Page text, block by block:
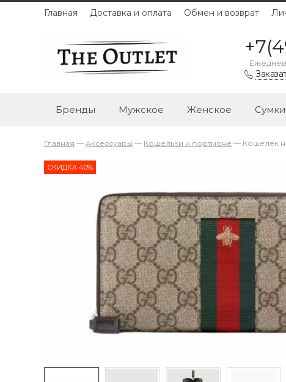
Главная Доставка и оплата Обмен и возврат
Бренды Мужское Женское Сумки
Главная — Аксессуары — Кошельки и портмоне — Кошелек
СКИДКА 40%